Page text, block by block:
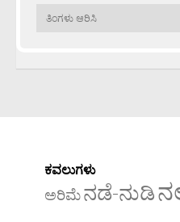
ಹಳೆಯವು
ಕವಲುಗಳು
ಅರಿಮೆನಡೆ-ನುಡಿ